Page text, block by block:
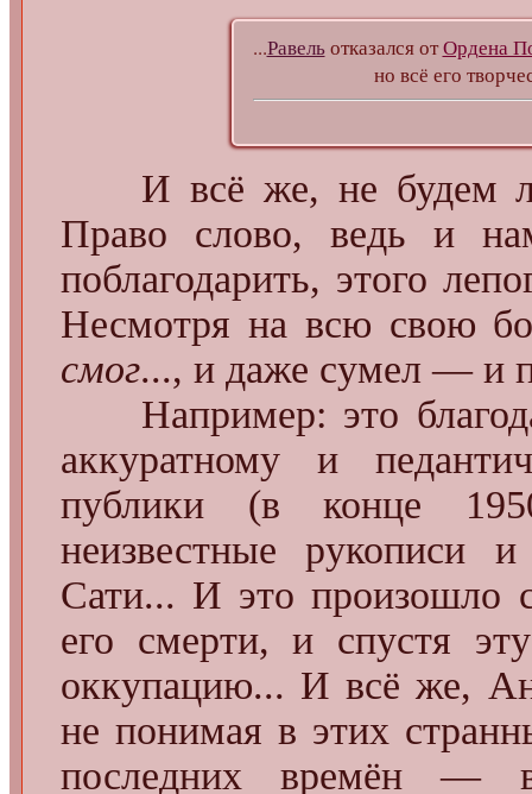
...Равельотказался отОрдена
но всё его
И всё же, не будем
Право слово, ведь и
поблагодарить, этого
Несмотря на всю свою
смог..., и даже сумел — и
Например: это
аккуратному и
публики (в конце
неизвестные рукописи
Сати... И это произошло
его смерти, и спустя
оккупацию... И всё же,
не понимая в этих
последних времён —